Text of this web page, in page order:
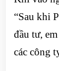
“Sau khi
đầu tư,
các công